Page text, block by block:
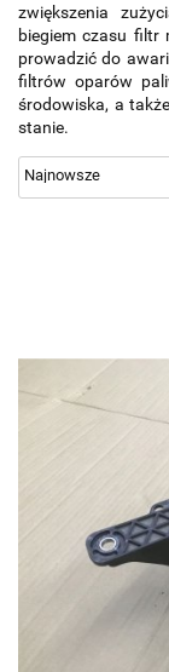
zwiększenia
biegiem czasu filtr
prowadzić do
filtrów oparów
środowiska, a
stanie.